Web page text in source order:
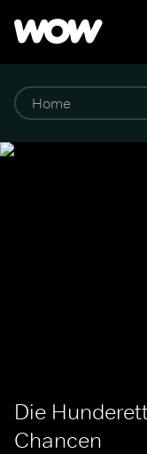
Die
Chancen